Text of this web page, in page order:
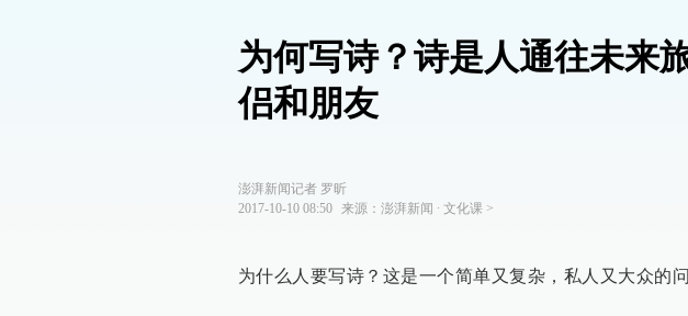
为何写诗？诗是人通往未来
侣和朋友
澎湃新闻记者 罗昕
2017-10-10 08:50
来源： 澎湃新闻 ∙ 文化课>
为什么人要写诗？这是一个简单又复杂，私人又大众的问